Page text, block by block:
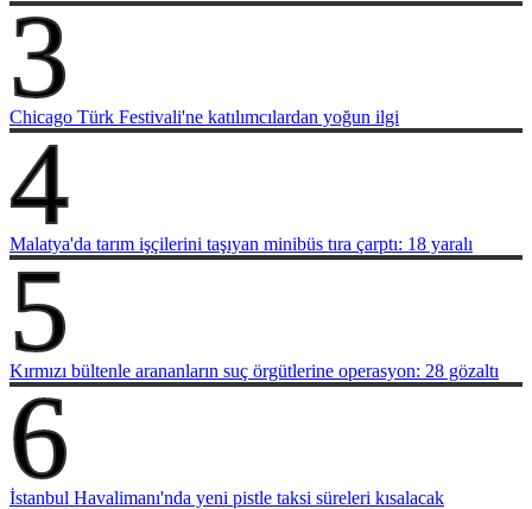
3
Chicago Türk Festivali'ne katılımcılardan yoğun ilgi
4
Malatya'da tarım işçilerini taşıyan minibüs tıra çarptı: 18 yaralı
5
Kırmızı bültenle arananların suç örgütlerine operasyon: 28 gözaltı
6
İstanbul Havalimanı'nda yeni pistle taksi süreleri kısalacak